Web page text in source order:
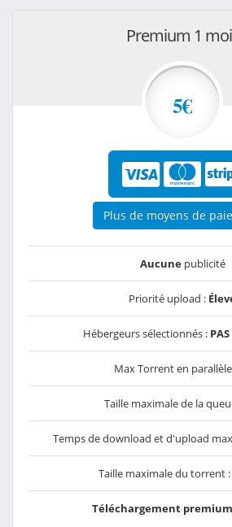
Premium 1
5€
Plus de moyens de
Aucunepublicité
Priorité upload :
Hébergeurs sélectionnés :
Max Torrent en
Taille maximale de la
Temps de download et d'upload
Taille maximale du torrent :
Téléchargement